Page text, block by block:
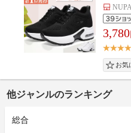
3,780
他ジャンルのランキング
総合